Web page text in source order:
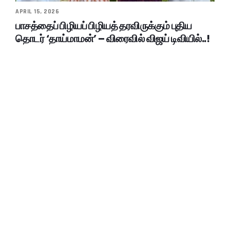
APRIL 15, 2026
பாசத்தைப் பிழியப் பிழியத் தரவிருக்கும் புதிய
தொடர் ‘தாய்மாமன்’ – விரைவில் விஜய் டிவியில்..!